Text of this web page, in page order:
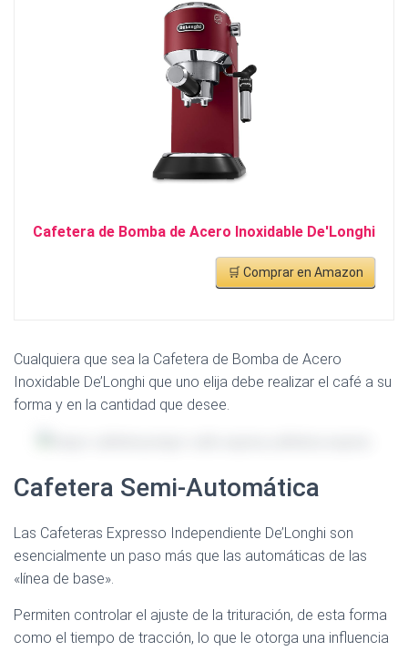
Cafetera de Bomba de Acero Inoxidable De'Longhi
🛒 Comprar en Amazon
Cualquiera que sea la Cafetera de Bomba de Acero
Inoxidable De’Longhi que uno elija debe realizar el café a su
forma y en la cantidad que desee.
Cafetera Semi-Automática
Las Cafeteras Expresso Independiente De’Longhi son
esencialmente un paso más que las automáticas de las
«línea de base».
Permiten controlar el ajuste de la trituración, de esta forma
como el tiempo de tracción, lo que le otorga una influencia